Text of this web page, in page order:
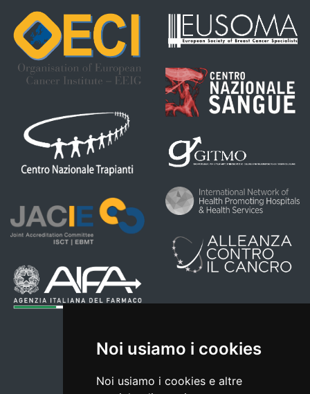
Noi usiamo i cookies
Noi usiamo i cookies e altre